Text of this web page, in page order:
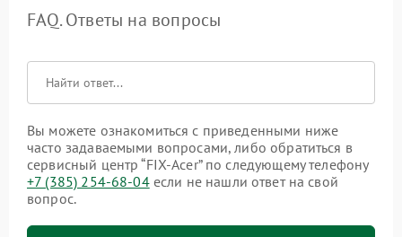
FAQ. Ответы на вопросы
Вы можете ознакомиться с приведенными ниже
часто задаваемыми вопросами, либо обратиться в
сервисный центр “FIX-Acer” по следующему телефону
+7 (385) 254-68-04если не нашли ответ на свой
вопрос.